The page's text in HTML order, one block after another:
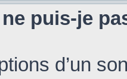
puis-je
d’un